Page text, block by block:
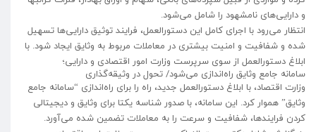
و دارایی‌های نامشهود را شامل می‌شود.
انتظار می‌رود با اجرای کامل این دستورالعمل، فرایند توثیق دارایی‌ها تسهیل
شده و شفافیت و امنیت بیشتری در معاملات مربوط به وثایق ایجاد شود. با
ابلاغ دستورالعمل از سوی سرپرست وزارت امور اقتصادی و دارایی؛
سامانه جامع وثایق راه‌اندازی می‌شود/ تحول در وثیقه‌گذاری
وزارت اقتصاد، با ابلاغ دستورالعمل جدید، راه را برای راه‌اندازی “سامانه جامع
وثایق” هموار کرد. این سامانه، با صدور شناسه یکتا برای وثایق و دیجیتالی
کردن فرایندها، شفافیت و سرعت را به معاملات تضمین شده می‌آورد.